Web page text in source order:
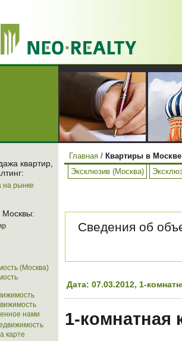
квартир,
на рынке
Москвы:
(Москва)
нами
карте
Главная / Квартиры в
Эксклюзив (Москва)
Сведения об
Дата: 07.03.2012, 1-
1-комнатная